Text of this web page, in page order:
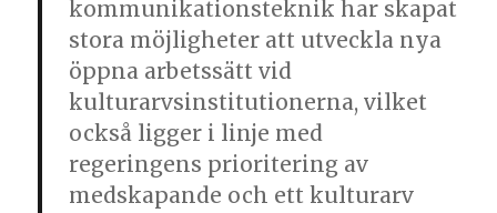
kommunikationsteknik har skapat
stora möjligheter att utveckla nya
öppna arbetssätt vid
kulturarvsinstitutionerna, vilket
också ligger i linje med
regeringens prioritering av
medskapande och ett kulturarv